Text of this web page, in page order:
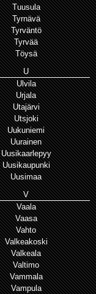
Tuusula
Tyrnävä
Tyrväntö
Tyrvää
Töysä
U
Ulvila
Urjala
Utajärvi
Utsjoki
Uukuniemi
Uurainen
Uusikaarlepyy
Uusikaupunki
Uusimaa
V
Vaala
Vaasa
Vahto
Valkeakoski
Valkeala
Valtimo
Vammala
Vampula